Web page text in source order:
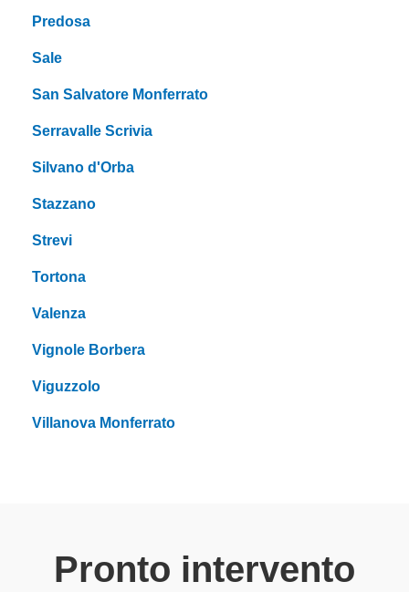
Predosa
Sale
San Salvatore Monferrato
Serravalle Scrivia
Silvano d'Orba
Stazzano
Strevi
Tortona
Valenza
Vignole Borbera
Viguzzolo
Villanova Monferrato
Pronto intervento